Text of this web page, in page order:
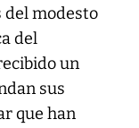
del modesto
del
un
sus
que han